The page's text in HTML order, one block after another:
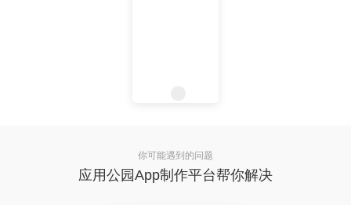
你可能遇到的问题
应用公园App制作平台帮你解决